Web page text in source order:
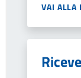
VAI ALLA